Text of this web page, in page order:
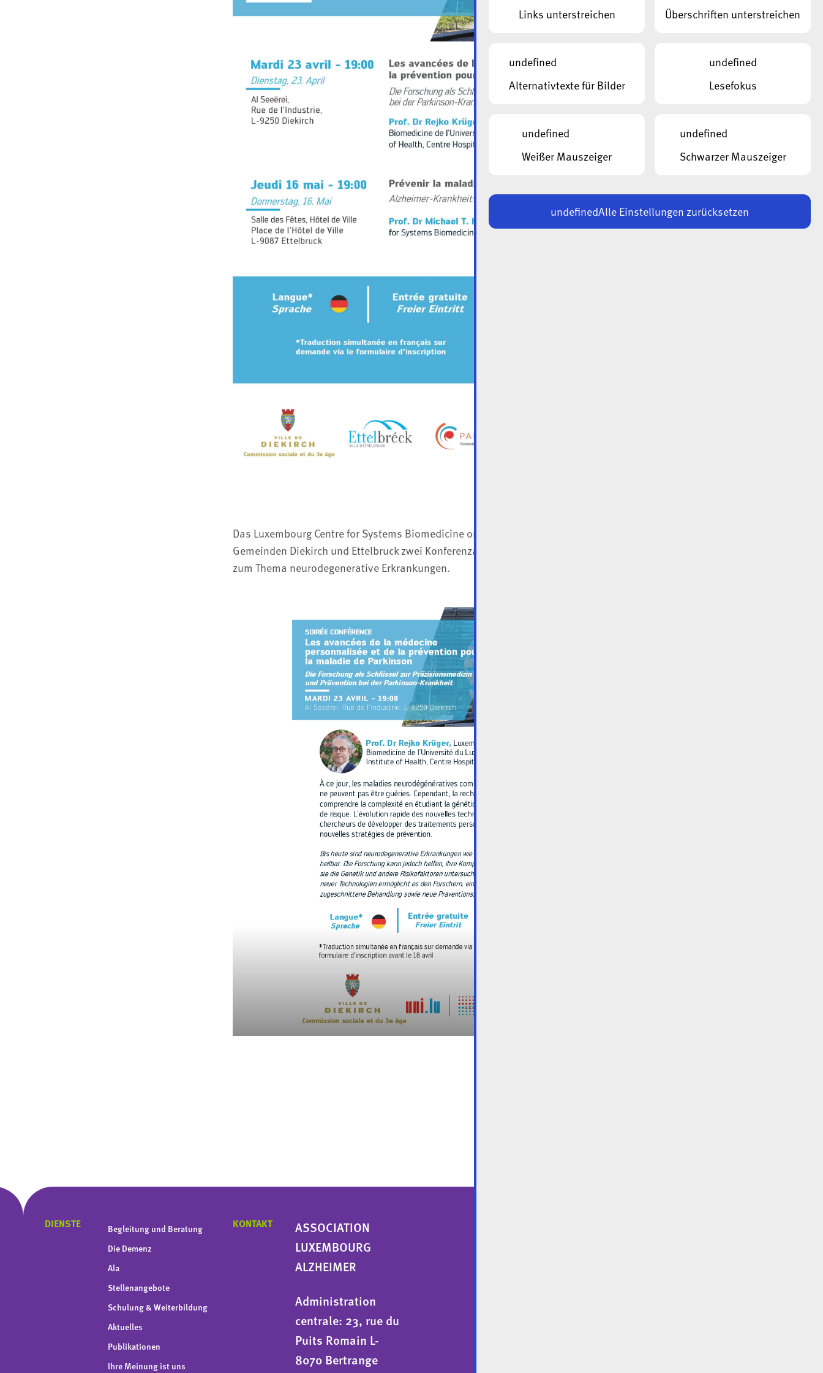
Das Luxembourg Centre for Systems Biomedicine organisiert in Zusammenarbeit mit den
Gemeinden Diekirch und Ettelbruck zwei Konferenzabende für die breite Öffentlichkeit
zum Thema neurodegenerative Erkrankungen.
DIENSTE
Begleitung und Beratung
Die Demenz
Ala
Stellenangebote
Schulung & Weiterbildung
Aktuelles
Publikationen
Ihre Meinung ist uns
KONTAKT
ASSOCIATION
LUXEMBOURG
ALZHEIMER
Administration
centrale: 23, rue du
Puits Romain L-
8070 Bertrange
Links unterstreichen
Überschriften unterstreichen
undefined
Alternativtexte für Bilder
undefined
Lesefokus
undefined
Weißer Mauszeiger
undefined
Schwarzer Mauszeiger
undefinedAlle Einstellungen zurücksetzen